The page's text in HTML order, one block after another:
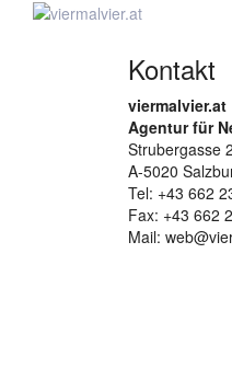
Kontakt
viermalvier.at
Agentur für
Strubergasse
A-5020
Tel: +43 662
Fax: +43 662
Mail:
Zum Ändern Ihrer